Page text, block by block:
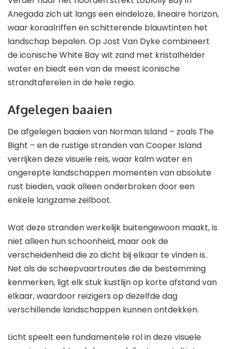
Anegada zich uit langs een eindeloze, lineaire horizon,
waar koraalriffen en schitterende blauwtinten het
landschap bepalen. Op Jost Van Dyke combineert
de iconische White Bay wit zand met kristalhelder
water en biedt een van de meest iconische
strandtaferelen in de hele regio.
Afgelegen baaien
De afgelegen baaien van Norman Island – zoals The
Bight – en de rustige stranden van Cooper Island
verrijken deze visuele reis, waar kalm water en
ongerepte landschappen momenten van absolute
rust bieden, vaak alleen onderbroken door een
enkele langzame zeilboot.
Wat deze stranden werkelijk buitengewoon maakt, is
niet alleen hun schoonheid, maar ook de
verscheidenheid die zo dicht bij elkaar te vinden is.
Net als de scheepvaartroutes die de bestemming
kenmerken, ligt elk stuk kustlijn op korte afstand van
elkaar, waardoor reizigers op dezelfde dag
verschillende landschappen kunnen ontdekken.
Licht speelt een fundamentele rol in deze visuele